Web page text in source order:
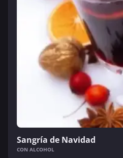
Sangría de Navidad
CON ALCOHOL